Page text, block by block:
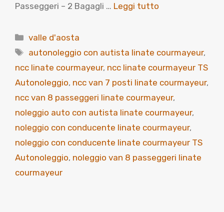
Passeggeri – 2 Bagagli … Leggi tutto
Categorie
valle d'aosta
Tag
autonoleggio con autista linate courmayeur,
ncc linate courmayeur, ncc linate courmayeur TS
Autonoleggio, ncc van 7 posti linate courmayeur,
ncc van 8 passeggeri linate courmayeur,
noleggio auto con autista linate courmayeur,
noleggio con conducente linate courmayeur,
noleggio con conducente linate courmayeur TS
Autonoleggio, noleggio van 8 passeggeri linate
courmayeur